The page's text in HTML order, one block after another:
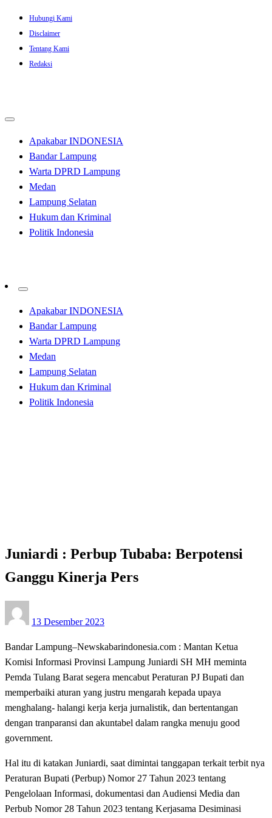
Skip
content
Hubungi Kami
Disclaimer
Tentang Kami
Redaksi
Apakabar INDONESIA
Bandar Lampung
Warta DPRD Lampung
Medan
Lampung Selatan
Hukum dan Kriminal
Politik Indonesia
Apakabar INDONESIA
Bandar Lampung
Warta DPRD Lampung
Medan
Lampung Selatan
Hukum dan Kriminal
Politik Indonesia
Juniardi : Perbup Tubaba: Berpotensi
Ganggu Kinerja Pers
on
13 Desember 2023
Bandar Lampung–Newskabarindonesia.com : Mantan Ketua
Komisi Informasi Provinsi Lampung Juniardi SH MH meminta
Pemda Tulang Barat segera mencabut Peraturan PJ Bupati dan
memperbaiki aturan yang justru mengarah kepada upaya
menghalang- halangi kerja kerja jurnalistik, dan bertentangan
dengan tranparansi dan akuntabel dalam rangka menuju good
government.
Hal itu di katakan Juniardi, saat dimintai tanggapan terkait terbit nya
Peraturan Bupati (Perbup) Nomor 27 Tahun 2023 tentang
Pengelolaan Informasi, dokumentasi dan Audiensi Media dan
Perbub Nomor 28 Tahun 2023 tentang Kerjasama Desiminasi